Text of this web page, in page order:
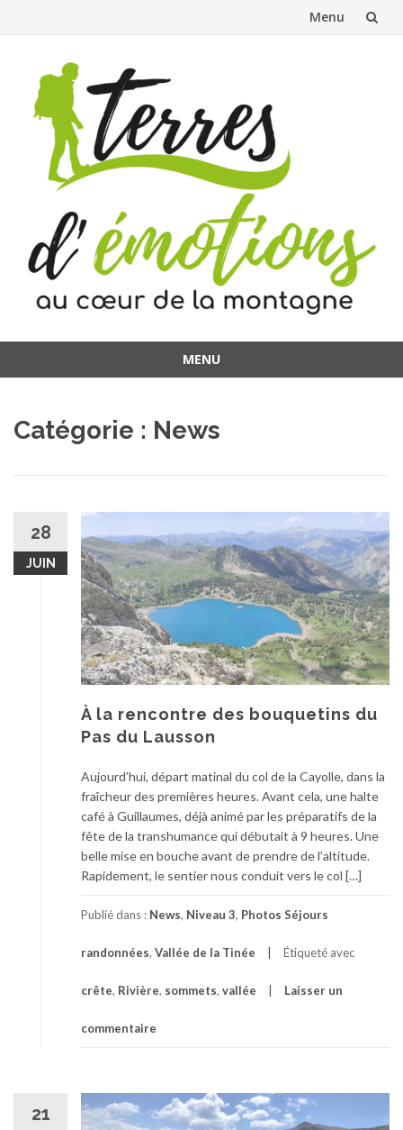
Menu
contenu
MENU
contenu
Catégorie : News
28
JUIN
À la rencontre des bouquetins du
Pas du Lausson
Aujourd’hui, départ matinal du col de la Cayolle, dans la
fraîcheur des premières heures. Avant cela, une halte
café à Guillaumes, déjà animé par les préparatifs de la
fête de la transhumance qui débutait à 9 heures. Une
belle mise en bouche avant de prendre de l’altitude.
Rapidement, le sentier nous conduit vers le col […]
Publié dans : News, Niveau 3, Photos Séjours
randonnées, Vallée de la Tinée Étiqueté avec
crête, Rivière, sommets, vallée Laisser un
commentaire
21